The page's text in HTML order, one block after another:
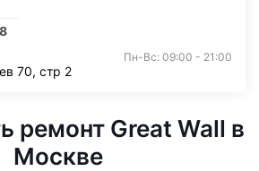
Пн-Вс: 09:00 - 21:00
70, стр 2
ремонт Great Wall в
Москве